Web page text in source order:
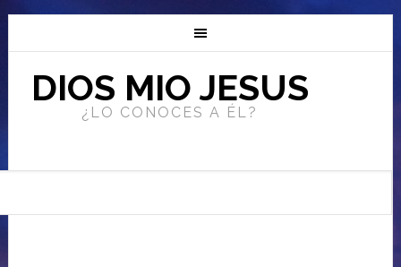
DIOS MIO JESUS
¿LO CONOCES A ÉL?